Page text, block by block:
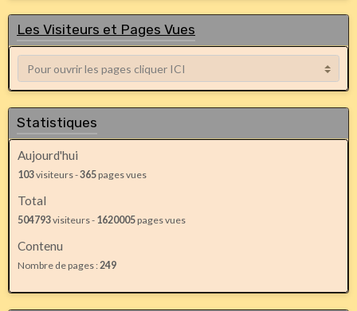
Les Visiteurs et Pages Vues
Statistiques
Aujourd'hui
103visiteurs -365pages vues
Total
504793visiteurs - 1620005pages vues
Contenu
Nombre de pages : 249